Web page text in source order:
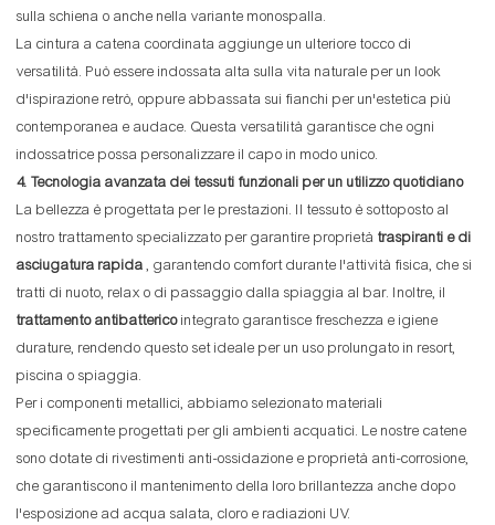
sulla schiena o anche nella variante monospalla.
La cintura a catena coordinata aggiunge un ulteriore tocco di
versatilità. Può essere indossata alta sulla vita naturale per un look
d'ispirazione retrò, oppure abbassata sui fianchi per un'estetica più
contemporanea e audace. Questa versatilità garantisce che ogni
indossatrice possa personalizzare il capo in modo unico.
4. Tecnologia avanzata dei tessuti funzionali per un utilizzo quotidiano
La bellezza è progettata per le prestazioni. Il tessuto è sottoposto al
nostro trattamento specializzato per garantire proprietà traspiranti e di
asciugatura rapida, garantendo comfort durante l'attività fisica, che si
tratti di nuoto, relax o di passaggio dalla spiaggia al bar. Inoltre, il
trattamento antibattericointegrato garantisce freschezza e igiene
durature, rendendo questo set ideale per un uso prolungato in resort,
piscina o spiaggia.
Per i componenti metallici, abbiamo selezionato materiali
specificamente progettati per gli ambienti acquatici. Le nostre catene
sono dotate di rivestimenti anti-ossidazione e proprietà anti-corrosione,
che garantiscono il mantenimento della loro brillantezza anche dopo
l'esposizione ad acqua salata, cloro e radiazioni UV.